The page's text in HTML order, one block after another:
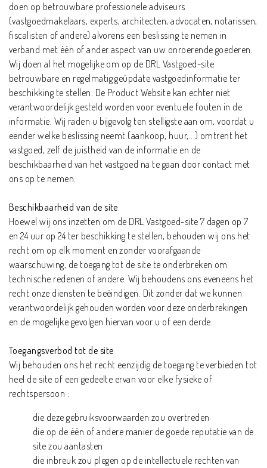
doen op betrouwbare professionele adviseurs
(vastgoedmakelaars, experts, architecten, advocaten, notarissen,
fiscalisten of andere) alvorens een beslissing te nemen in
verband met één of ander aspect van uw onroerende goederen.
Wij doen al het mogelijke om op de DRL Vastgoed-site
betrouwbare en regelmatig geüpdate vastgoedinformatie ter
beschikking te stellen. De Product Website kan echter niet
verantwoordelijk gesteld worden voor eventuele fouten in de
informatie. Wij raden u bijgevolg ten stelligste aan om, voordat u
eender welke beslissing neemt (aankoop, huur,...) omtrent het
vastgoed, zelf de juistheid van de informatie en de
beschikbaarheid van het vastgoed na te gaan door contact met
ons op te nemen.
Beschikbaarheid van de site
Hoewel wij ons inzetten om de DRL Vastgoed-site 7 dagen op 7
en 24 uur op 24 ter beschikking te stellen, behouden wij ons het
recht om op elk moment en zonder voorafgaande
waarschuwing, de toegang tot de site te onderbreken om
technische redenen of andere. Wij behoudens ons eveneens het
recht onze diensten te beëindigen. Dit zonder dat we kunnen
verantwoordelijk gehouden worden voor deze onderbrekingen
en de mogelijke gevolgen hiervan voor u of een derde.
Toegangsverbod tot de site
Wij behouden ons het recht eenzijdig de toegang te verbieden tot
heel de site of een gedeelte ervan voor elke fysieke of
rechtspersoon :
die deze gebruiksvoorwaarden zou overtreden
die op de één of andere manier de goede reputatie van de
site zou aantasten
die inbreuk zou plegen op de intellectuele rechten van